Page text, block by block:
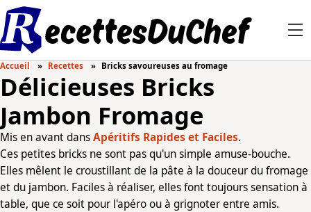
Accueil Recettes Bricks savoureuses au fromage
Délicieuses Bricks
Jambon Fromage
Mis en avant dansApéritifs Rapides et Faciles.
Ces petites bricks ne sont pas qu'un simple amuse-bouche.
Elles mêlent le croustillant de la pâte à la douceur du fromage
et du jambon. Faciles à réaliser, elles font toujours sensation à
table, que ce soit pour l'apéro ou à grignoter entre amis.